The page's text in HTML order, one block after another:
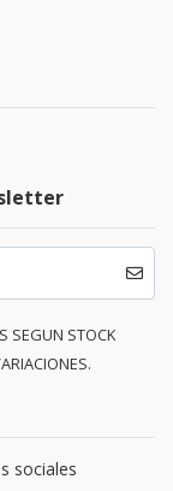
SEGUN STOCK
sociales